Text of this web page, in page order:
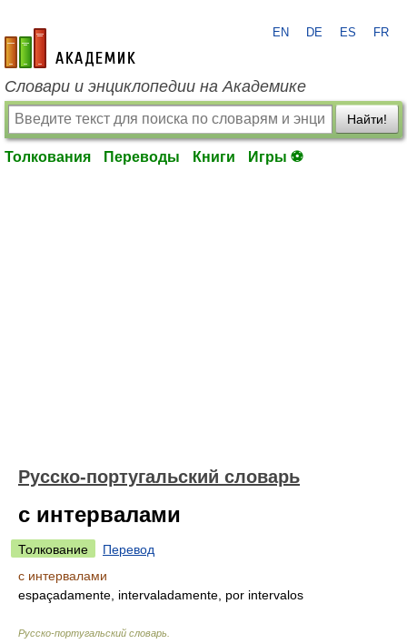
academic.ru
EN DE ES FR
Словари и энциклопедии на Академике
Найти!
Толкования Переводы Книги Игры ⚽
Русско-португальский словарь
с интервалами
Толкование
Перевод
с интервалами
espaçadamente, intervaladamente, por intervalos
Русско-португальский словарь